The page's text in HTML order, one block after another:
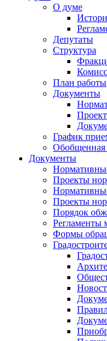
О думе
Депутаты
Структура
План работы
Документы
График
Документы
Проекты
Проекты
Порядок
Регламенты
Формы